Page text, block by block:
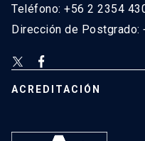
Teléfono: +56 2 2354
Dirección de Postgrado:
ACREDITACIÓN